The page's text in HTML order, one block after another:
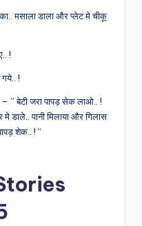
मसाला डाला और प्लेट मे चीकू
!
!
– ” बेटी जरा पापड़ सेक लाओ.. !
डाले.. पानी मिलाया और गिलास
शेक.. ! “